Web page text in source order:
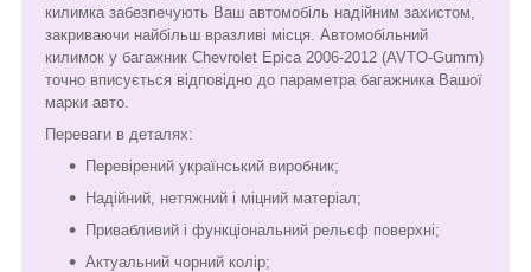
килимка забезпечують Ваш автомобіль надійним захистом,
закриваючи найбільш вразливі місця. Автомобільний
килимок у багажник Chevrolet Epica 2006-2012 (AVTO-Gumm)
точно вписується відповідно до параметра багажника Вашої
марки авто.
Переваги в деталях:
Перевірений український виробник;
Надійний, нетяжний і міцний матеріал;
Привабливий і функціональний рельєф поверхні;
Актуальний чорний колір;